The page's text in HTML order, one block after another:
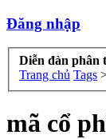
Đăng nhập
Diễn đàn phân
Trang chủ Tags
mã cổ